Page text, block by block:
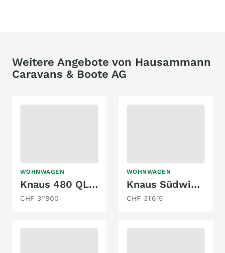
Weitere Angebote von Hausammann
Caravans & Boote AG
WOHNWAGEN
Knaus 480 QL Sport & Fun Black Selection
CHF 31'900
WOHNWAGEN
Knaus Südwind 500 PF Black Edition
CHF 31'615